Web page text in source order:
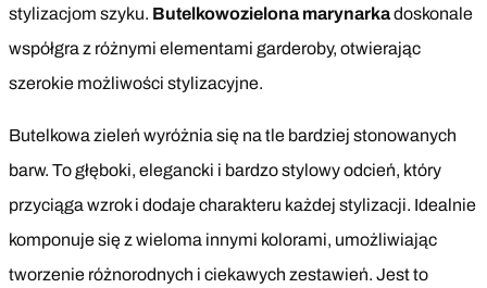
stylizacjom szyku. Butelkowozielona marynarkadoskonale
współgra z różnymi elementami garderoby, otwierając
szerokie możliwości stylizacyjne.
Butelkowa zieleń wyróżnia się na tle bardziej stonowanych
barw. To głęboki, elegancki i bardzo stylowy odcień, który
przyciąga wzrok i dodaje charakteru każdej stylizacji. Idealnie
komponuje się z wieloma innymi kolorami, umożliwiając
tworzenie różnorodnych i ciekawych zestawień. Jest to